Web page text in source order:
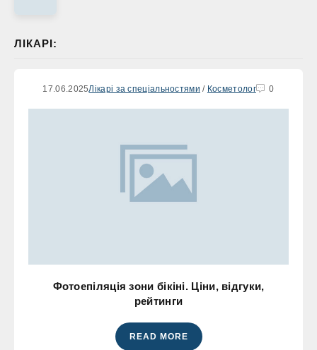
ЛІКАРІ:
17.06.2025Лікарі за спеціальностями / Косметолог 0
Фотоепіляція зони бікіні. Ціни, відгуки,
рейтинги
READ MORE